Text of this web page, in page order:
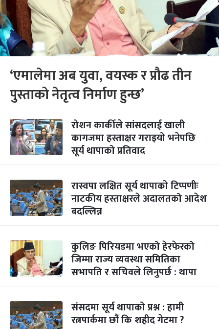
‘एमालेमा अब युवा, वयस्क र प्रौढ तीन
पुस्ताको नेतृत्व निर्माण हुन्छ’
रोशन कार्कीले सांसदलाई खाली
कागजमा हस्ताक्षर गराइयो भनेपछि
सूर्य थापाको प्रतिवाद
रास्वपा लक्षित सूर्य थापाको टिप्पणीः
नाटकीय हस्ताक्षरले अदालतको आदेश
बदल्लिन्न
कुलिङ पिरियडमा भएको हेरफेरको
जिम्मा राज्य व्यवस्था समितिका
सभापति र सचिवले लिनुपर्छ : थापा
संसदमा सूर्य थापाको प्रश्न : हामी
रत्नपार्कमा छौं कि शहीद गेटमा ?